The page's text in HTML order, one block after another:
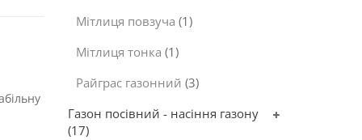
Мітлиця повзуча (1)
Мітлиця тонка (1)
Райграс газонний (3)
Газон посівний - насіння газону
(17)